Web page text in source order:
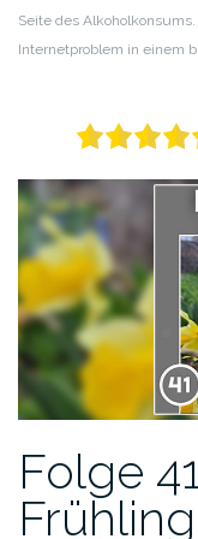
Seite des
Internetproblem in einem
Folge